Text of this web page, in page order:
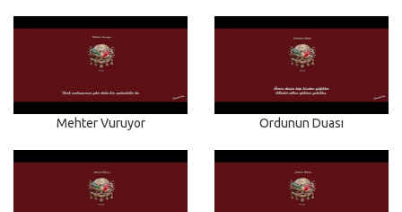
Mehter Vuruyor Ordunun Duası